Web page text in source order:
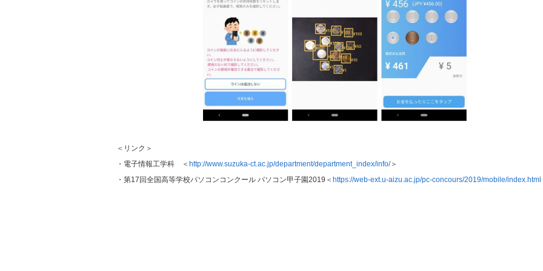
＜リンク＞
・電子情報工学科 ＜ http://www.suzuka-ct.ac.jp/department/department_index/info/＞
・第17回全国高等学校パソコンコンクール パソコン甲子園2019＜ https://web-ext.u-aizu.ac.jp/pc-concours/2019/mobile/index.html